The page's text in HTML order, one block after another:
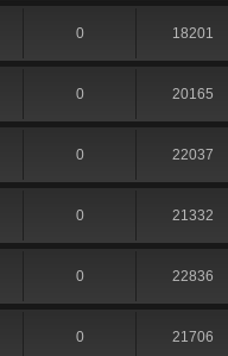
0 18201
0 20165
0 22037
0 21332
0 22836
0 21706